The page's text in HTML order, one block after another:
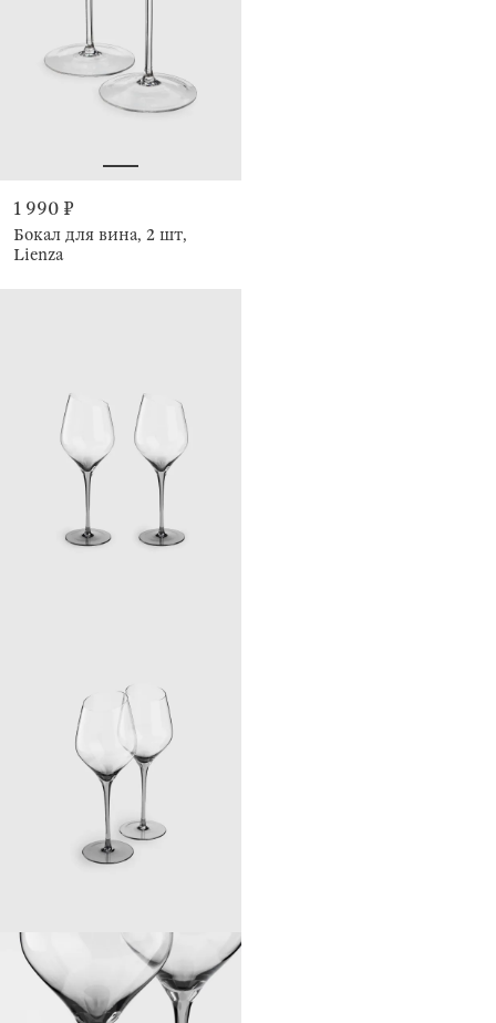
1 990 ₽
Бокал для вина, 2 шт,
Lienza